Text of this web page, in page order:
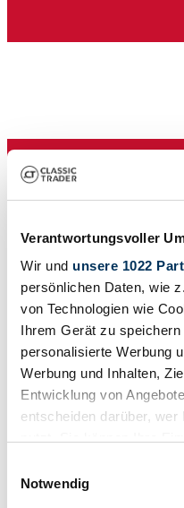
Verantwortungsvoller
Wir und unsere 1022
persönlichen Daten, wie
von Technologien wie
Ihrem Gerät zu
personalisierte Werbung
Werbung und Inhalten,
Entwicklung von
entscheiden darüber,
Trigger Symbol ändern
Notwendig
Dealer